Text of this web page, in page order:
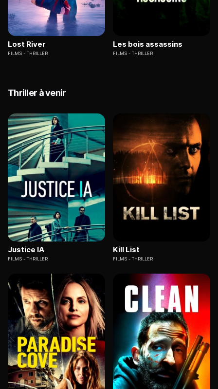
Lost River
FILMS THRILLER
Les bois assassins
FILMS THRILLER
Thriller à venir
Justice IA
FILMS THRILLER
Kill List
FILMS THRILLER